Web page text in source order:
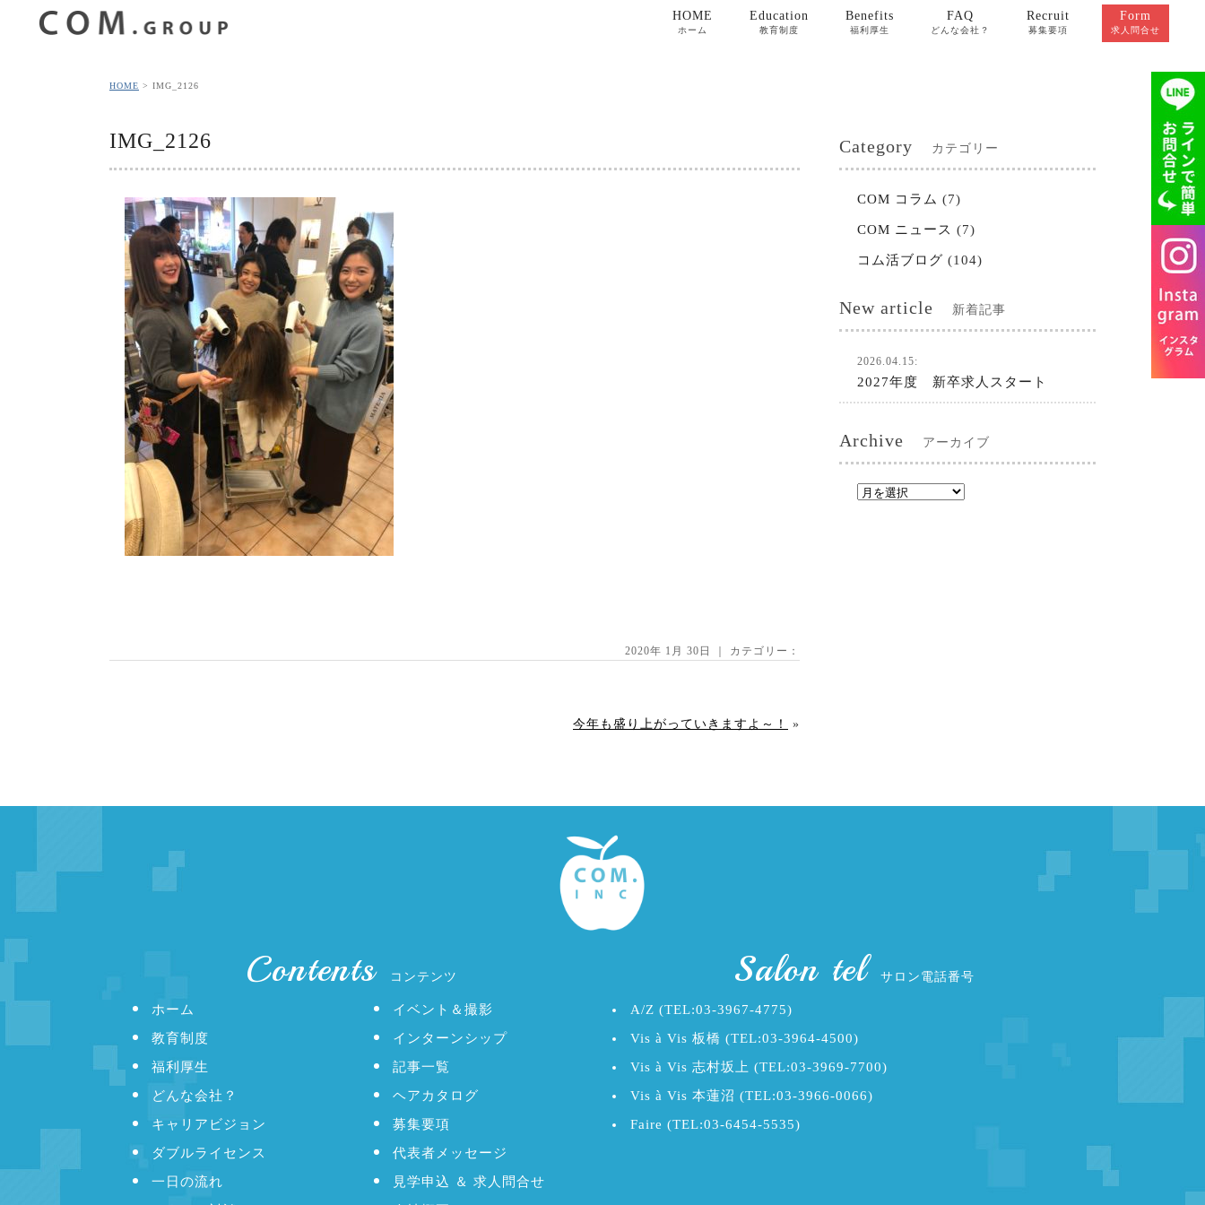
HOME
ホーム
Education
教育制度
Benefits
福利厚生
FAQ
どんな会社？
Recruit
募集要項
Form
求人問合せ
HOME IMG_2126
IMG_2126
2020年 1月 30日 ｜ カテゴリー：
今年も盛り上がっていきますよ～！ »
Category カテゴリー
COM コラム (7)
COM ニュース (7)
コム活ブログ (104)
New article 新着記事
2026.04.15:
2027年度 新卒求人スタート
Archive アーカイブ
Contents コンテンツ
ホーム
教育制度
福利厚生
どんな会社？
キャリアビジョン
ダブルライセンス
一日の流れ
イベント＆撮影
インターンシップ
記事一覧
ヘアカタログ
募集要項
代表者メッセージ
見学申込 ＆ 求人問合せ
Salon tel サロン電話番号
A/Z (TEL:03-3967-4775)
Vis à Vis 板橋 (TEL:03-3964-4500)
Vis à Vis 志村坂上 (TEL:03-3969-7700)
Vis à Vis 本蓮沼 (TEL:03-3966-0066)
Faire (TEL:03-6454-5535)